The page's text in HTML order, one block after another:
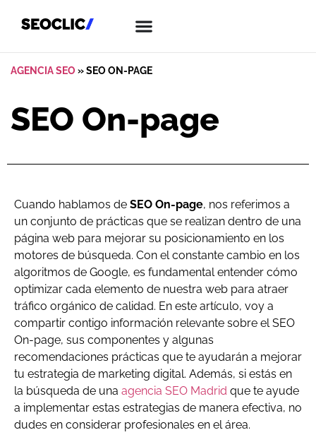
AGENCIA SEO»SEO ON-PAGE
SEO On-page
Cuando hablamos de SEO On-page, nos referimos a
un conjunto de prácticas que se realizan dentro de una
página web para mejorar su posicionamiento en los
motores de búsqueda. Con el constante cambio en los
algoritmos de Google, es fundamental entender cómo
optimizar cada elemento de nuestra web para atraer
tráfico orgánico de calidad. En este artículo, voy a
compartir contigo información relevante sobre el SEO
On-page, sus componentes y algunas
recomendaciones prácticas que te ayudarán a mejorar
tu estrategia de marketing digital. Además, si estás en
la búsqueda de una agencia SEO Madrid que te ayude
a implementar estas estrategias de manera efectiva, no
dudes en considerar profesionales en el área.